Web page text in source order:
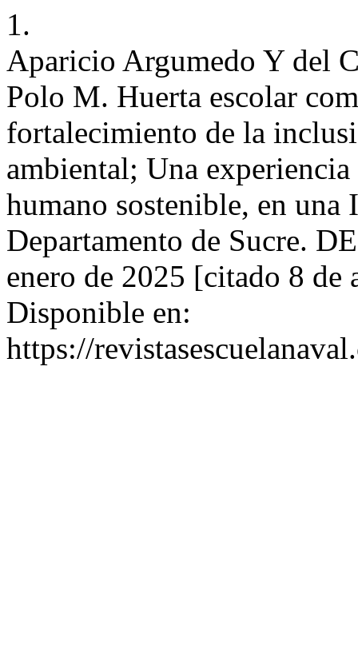
1.
Aparicio Argumedo Y del
Polo M. Huerta escolar
fortalecimiento de la
ambiental; Una
humano sostenible, en
Departamento de Sucre.
enero de 2025 [citado 8
Disponible en:
https://